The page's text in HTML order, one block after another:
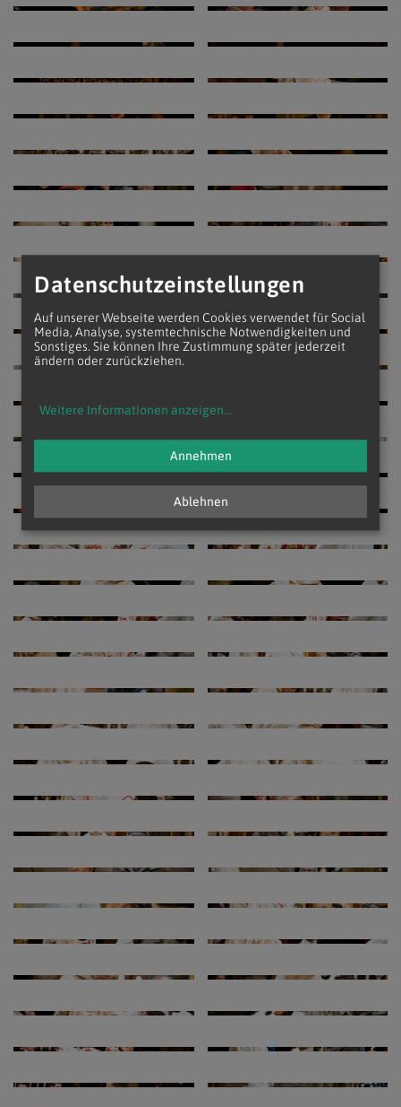
Datenschutzeinstellungen
Auf unserer Webseite werden Cookies verwendet für Social
Media, Analyse, systemtechnische Notwendigkeiten und
Sonstiges. Sie können Ihre Zustimmung später jederzeit
ändern oder zurückziehen.
Weitere Informationen anzeigen...
Ablehnen
Annehmen